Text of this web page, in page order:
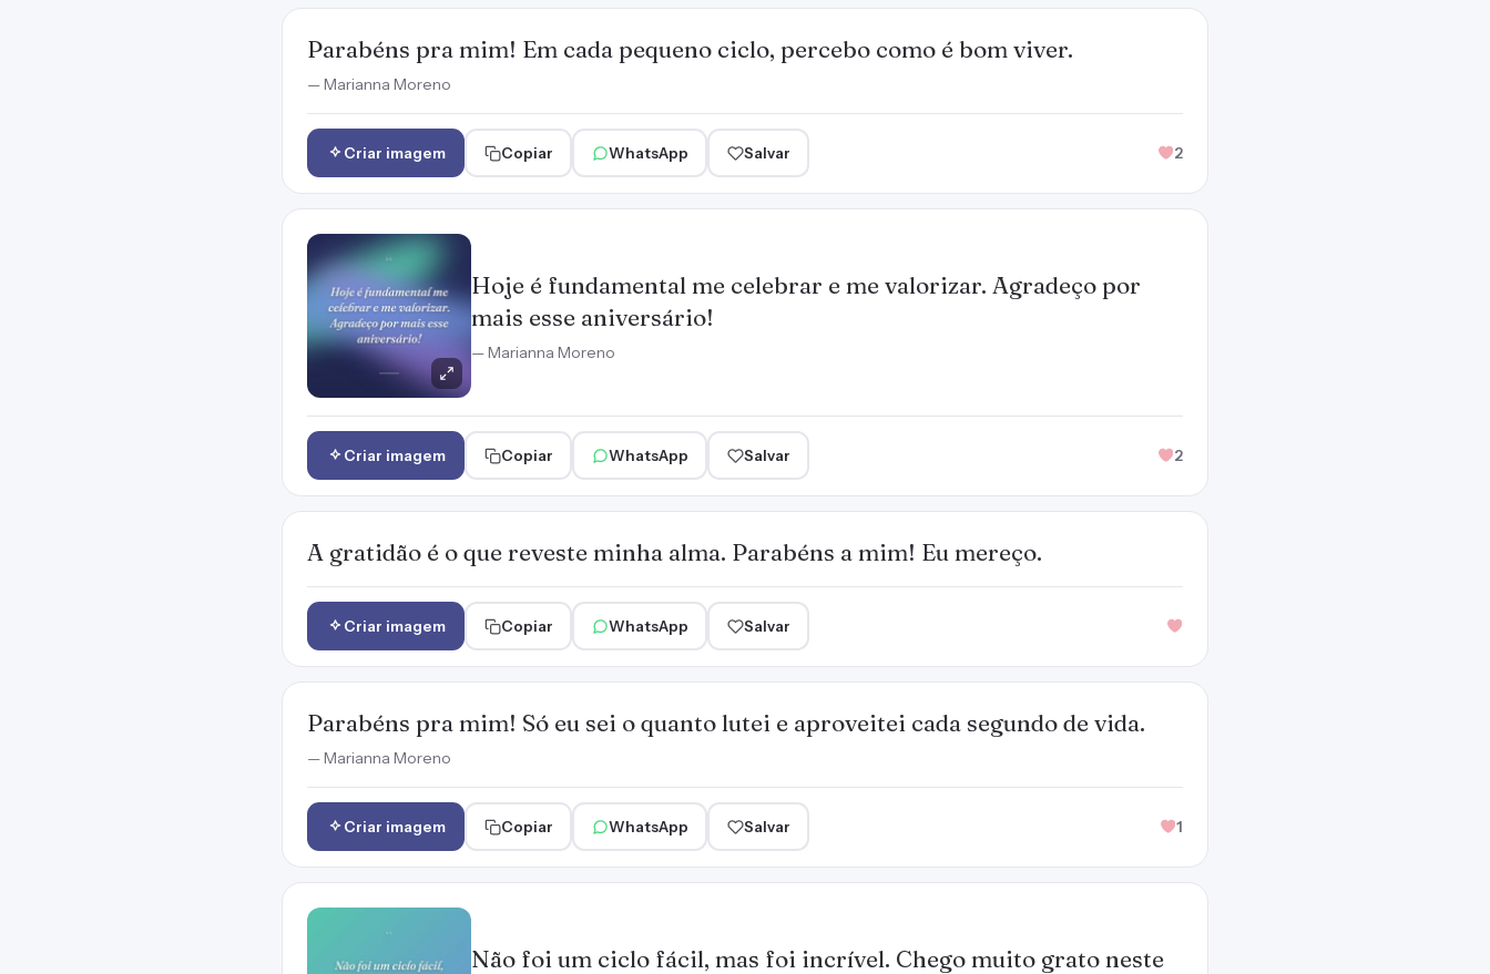
Parabéns pra mim! Em cada pequeno ciclo, percebo como é bom viver.
— Marianna Moreno
Criar imagem Copiar WhatsApp Salvar 2
Hoje é fundamental me celebrar e me valorizar. Agradeço por
mais esse aniversário!
— Marianna Moreno
Criar imagem Copiar WhatsApp Salvar 2
A gratidão é o que reveste minha alma. Parabéns a mim! Eu mereço.
Criar imagem Copiar WhatsApp Salvar
Parabéns pra mim! Só eu sei o quanto lutei e aproveitei cada segundo de vida.
— Marianna Moreno
Criar imagem Copiar WhatsApp Salvar 1
Não foi um ciclo fácil, mas foi incrível. Chego muito grato neste